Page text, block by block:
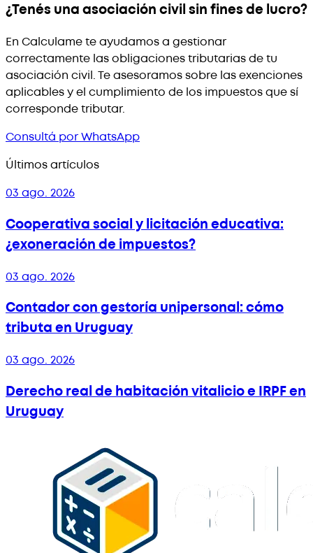
¿Tenés una asociación civil sin fines de lucro?
En Calculame te ayudamos a gestionar
correctamente las obligaciones tributarias de tu
asociación civil. Te asesoramos sobre las exenciones
aplicables y el cumplimiento de los impuestos que sí
corresponde tributar.
Consultá por WhatsApp
Últimos artículos
03 ago. 2026
Cooperativa social y licitación educativa:
¿exoneración de impuestos?
03 ago. 2026
Contador con gestoría unipersonal: cómo
tributa en Uruguay
03 ago. 2026
Derecho real de habitación vitalicio e IRPF en
Uruguay